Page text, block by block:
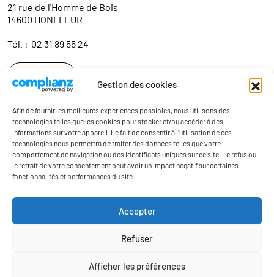
Gestion des cookies
Afin de fournir les meilleures expériences possibles, nous utilisons des
technologies telles que les cookies pour stocker et/ou accéder à des
informations sur votre appareil. Le fait de consentir à l’utilisation de ces
technologies nous permettra de traiter des données telles que votre
comportement de navigation ou des identifiants uniques sur ce site. Le refus ou
le retrait de votre consentement peut avoir un impact négatif sur certaines
fonctionnalités et performances du site
Accepter
Refuser
Afficher les préférences
21 rue de l'Homme de Bois
14600 HONFLEUR
Tél. : 02 31 89 55 24
Contact
Mentions légales
Politique de confidentialité du site web